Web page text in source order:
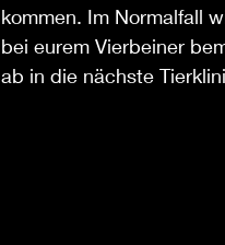
kommen. Im Normalfall
bei eurem Vierbeiner
ab in die nächste